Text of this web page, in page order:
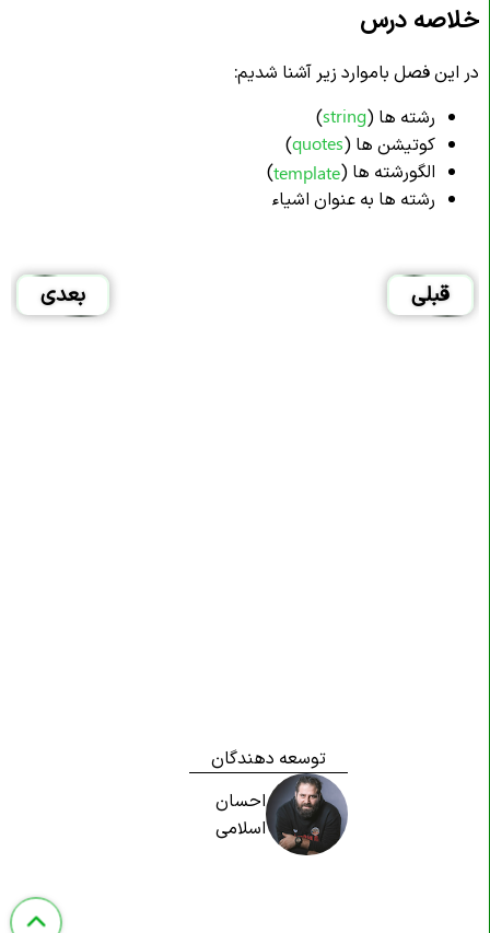
خلاصه درس
در این فصل باموارد زیر آشنا شدیم:
رشته ها (string
)
کوتیشن ها (quotes
)
الگورشته ها (template
)
رشته ها به عنوان اشیاء
قبلی بعدی
توسعه دهندگان
احسان
اسلامی